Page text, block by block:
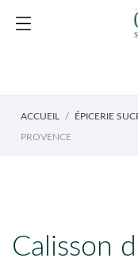
ACCUEIL ÉPICERIE
PROVENCE
Calisson